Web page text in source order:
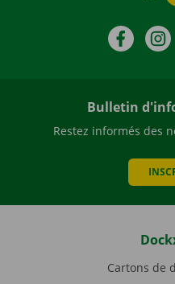
Bulletin
Restez informés des
Cartons de